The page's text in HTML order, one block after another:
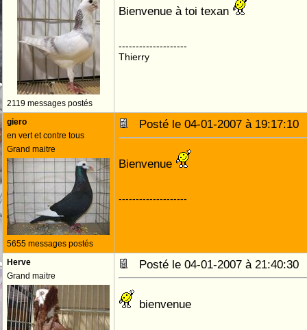
2119 messages postés
Bienvenue à toi texan
--------------------
Thierry
giero
en vert et contre tous
Grand maitre
5655 messages postés
Posté le 04-01-2007 à
Bienvenue
--------------------
Herve
Grand maitre
Posté le 04-01-2007 à
bienvenue